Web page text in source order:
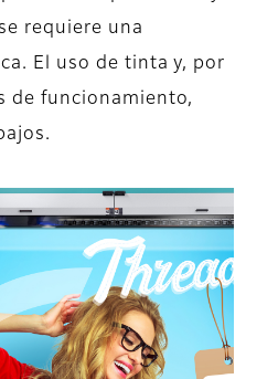
requiere una
El uso de tinta y, por
de funcionamiento,